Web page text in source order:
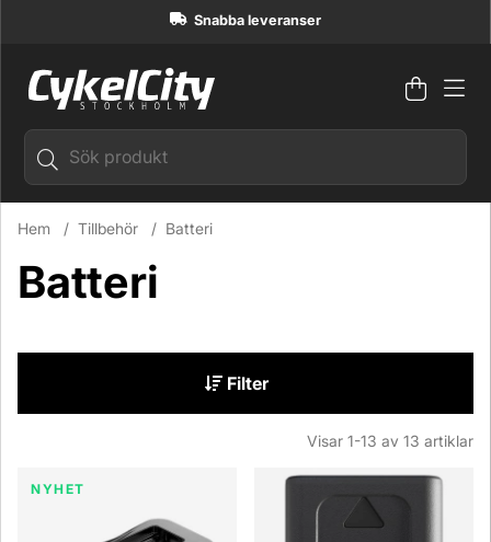
Snabba leveranser
Antal i
.
Hem Tillbehör Batteri
Batteri
Filter
Visar 1-13 av 13 artiklar
Produkter
NYHET